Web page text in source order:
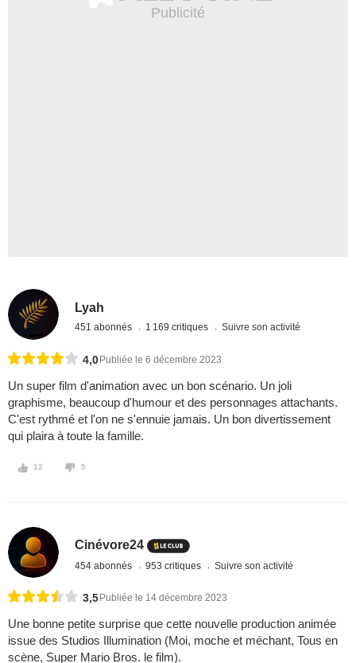
Lyah
451 abonnés 1 169 critiques Suivre son activité
4,0 Publiée le 6 décembre 2023
Un super film d'animation avec un bon scénario. Un joli
graphisme, beaucoup d'humour et des personnages attachants.
C'est rythmé et l'on ne s'ennuie jamais. Un bon divertissement
qui plaira à toute la famille.
12 5
Cinévore24
454 abonnés 953 critiques Suivre son activité
3,5 Publiée le 14 décembre 2023
Une bonne petite surprise que cette nouvelle production animée
issue des Studios Illumination (Moi, moche et méchant, Tous en
scène, Super Mario Bros. le film).